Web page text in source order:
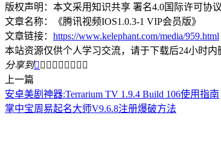
版权声明：本文采用知识共享 署名4.0国际许可协
文章名称：《腾讯视频IOS1.0.3-1 VIP会员版》
文章链接： https://www.kelephant.com/media/959.html
本站资源仅供个人学习交流，请于下载后24小时
分享到        
上一篇
安卓美剧神器:Terrarium TV 1.9.4 Build 106使用指南
掌中宝周易起名大师V9.6.8注册爆破方法